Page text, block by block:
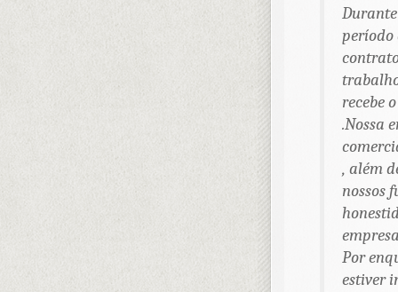
período
recebe
.Nossa
, além
nossos
Por
estiver